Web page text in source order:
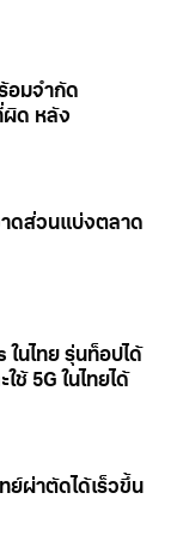
อมจำกัด
ผิด หลัง
ดส่วนแบ่งตลาด
ในไทย รุ่นท็อปได้
ช้ 5G ในไทยได้
ย์ผ่าตัดได้เร็วขึ้น